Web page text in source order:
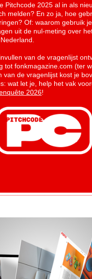
Pitchcode 2025 al in als
melden? En zo ja, hoe
Of: waarom gebruik
uit de nul-meting over
van de vragenlijst
tot fonkmagazine.com (ter
van de vragenlijst kost je
wat let je, help het vak
2026!